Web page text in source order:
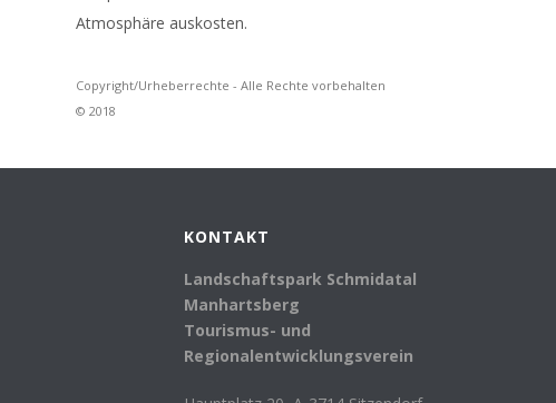
Atmosphäre auskosten.
Copyright/Urheberrechte - Alle Rechte vorbehalten
© 2018
KONTAKT
Landschaftspark Schmidatal
Manhartsberg
Tourismus- und
Regionalentwicklungsverein